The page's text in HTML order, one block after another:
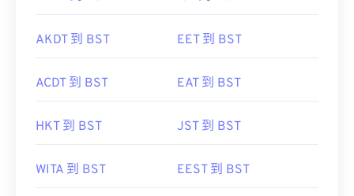
AKDT 到 BST EET 到 BST
ACDT 到 BST EAT 到 BST
HKT 到 BST JST 到 BST
WITA 到 BST EEST 到 BST